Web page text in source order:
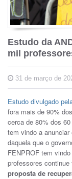
Estudo da
mil
31 de março de
Estudo divulgado
fora mais de 90%
cerca de 80% dos
tem vindo a
daquela que o
FENPROF tem
professores
proposta de